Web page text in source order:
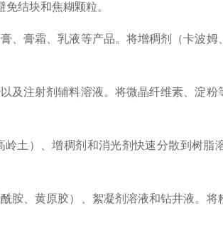
结块和焦糊颗粒。
膏霜、乳液等产品。将增稠剂（卡波姆
注射剂辅料溶液。将微晶纤维素、淀粉
）、增稠剂和消光剂快速分散到树脂
、黄原胶）、絮凝剂溶液和钻井液。将